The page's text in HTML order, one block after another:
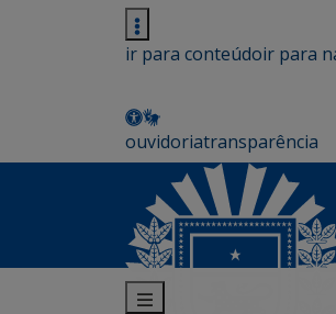
ir para conteúdoir para
ouvidoriatransparência